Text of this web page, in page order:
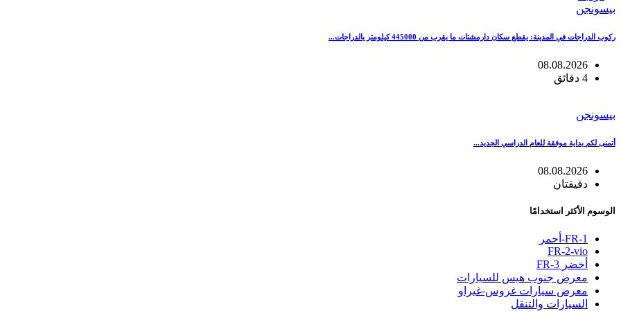
بيسونجن
ركوب الدراجات في المدينة: يقطع سكان دارمشتات ما يقرب من 445000 كيلومتر بالدراجات...
08.08.2026
4 دقائق
بيسونجن
أتمنى لكم بداية موفقة للعام الدراسي الجديد...
08.08.2026
دقيقتان
الوسوم الأكثر استخدامًا
FR-1-أحمر
FR-2-vio
أخضر FR-3
معرض جنوب هيس للسيارات
معرض سيارات غروس-غيراو
السيارات والتنقل